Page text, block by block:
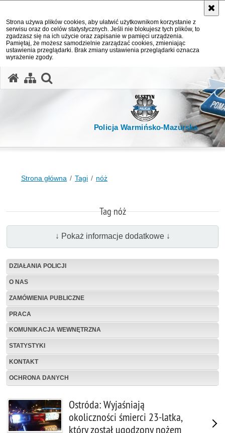
Strona używa plików cookies, aby ułatwić użytkownikom korzystanie z
serwisu oraz do celów statystycznych. Jeśli nie blokujesz tych plików, to
zgadzasz się na ich użycie oraz zapisanie w pamięci urządzenia.
Pamiętaj, że możesz samodzielnie zarządzać cookies, zmieniając
ustawienia przeglądarki. Brak zmiany ustawienia przeglądarki oznacza
wyrażenie zgody.
Policja Warmińsko-Mazurska
Strona główna Tagi nóż
Tag nóż
↓ Pokaż informacje dodatkowe ↓
DZIAŁANIA POLICJI
O NAS
ZAMÓWIENIA PUBLICZNE
PRACA
KOMUNIKACJA WEWNĘTRZNA
STATYSTYKI
KONTAKT
OCHRONA DANYCH
Ostróda: Wyjaśniają
okoliczności śmierci 23-latka,
który został ugodzony nożem